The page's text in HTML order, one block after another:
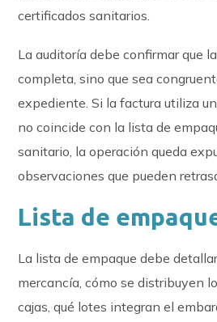
certificados sanitarios.
La auditoría debe confirmar que
completa, sino que sea
expediente. Si la factura utiliza
no coincide con la lista de
sanitario, la operación queda
observaciones que pueden
Lista de
La lista de empaque debe
mercancía, cómo se distribuyen
cajas, qué lotes integran el